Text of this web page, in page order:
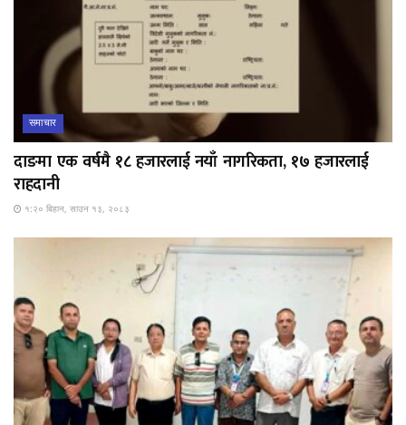
समाचार
दाङमा एक वर्षमै १८ हजारलाई नयाँ नागरिकता, १७ हजारलाई
राहदानी
१:२० बिहान, साउन १३, २०८३